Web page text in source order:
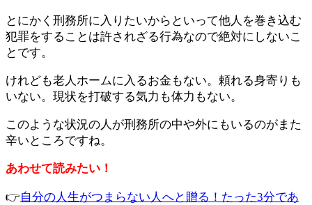
とにかく刑務所に入りたいからといって他人を巻き込む
犯罪をすることは許されざる行為なので絶対にしないこ
とです。
けれども老人ホームに入るお金もない。頼れる身寄りも
いない。現状を打破する気力も体力もない。
このような状況の人が刑務所の中や外にもいるのがまた
辛いところですね。
あわせて読みたい！
👉自分の人生がつまらない人へと贈る！たった3分であ